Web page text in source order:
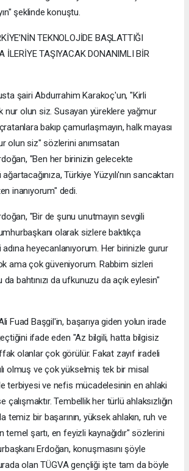
şeklinde konuştu.
TEKNOLOJİDE BAŞLATTIĞI
İLERİYE TAŞIYACAK DONANIMLI BİR
şairi Abdurrahim Karakoç'un, "Kirli
nur olun siz. Susayan yüreklere yağmur
bakıp çamurlaşmayın, halk mayası
olun siz" sözlerini anımsatan
"Ben her birinizin gelecekte
Türkiye Yüzyılı'nın sancaktarı
inanıyorum" dedi.
"Bir de şunu unutmayın sevgili
olarak sizlere baktıkça
heyecanlanıyorum. Her birinizle gurur
ama çok güveniyorum. Rabbim sizleri
bahtınızı da ufkunuzu da açık eylesin"
Fuad Başgil'in, başarıya giden yolun irade
ifade eden "Az bilgili, hatta bilgisiz
olanlar çok görülür. Fakat zayıf iradeli
olmuş ve çok yükselmiş tek bir misal
terbiyesi ve nefis mücadelesinin en ahlaki
Tembellik her türlü ahlaksızlığın
temiz bir başarının, yüksek ahlakın, ruh ve
temel şartı, en feyizli kaynağıdır" sözlerini
Erdoğan, konuşmasını şöyle
olan TÜGVA gençliği işte tam da böyle